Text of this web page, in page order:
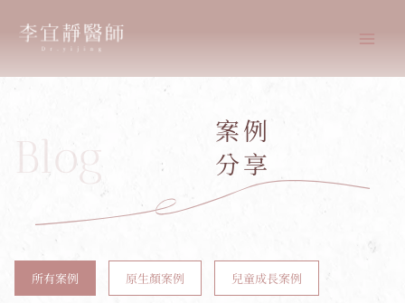
要
案例
分享
Blog
所有案例 原生顏案例 兒童成長案例